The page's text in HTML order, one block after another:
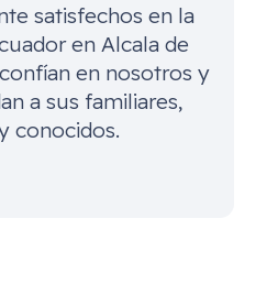
satisfechos en la
en Alcala de
confían en nosotros y
a sus familiares,
conocidos.